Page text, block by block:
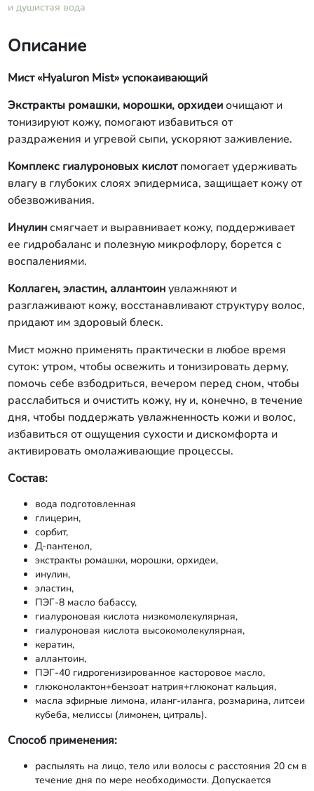
и душистая вода
Описание
Мист «Hyaluron Mist» успокаивающий
Экстракты ромашки, морошки, орхидеи очищают и
тонизируют кожу, помогают избавиться от
раздражения и угревой сыпи, ускоряют заживление.
Комплекс гиалуроновых кислот помогает удерживать
влагу в глубоких слоях эпидермиса, защищает кожу от
обезвоживания.
Инулин смягчает и выравнивает кожу, поддерживает
ее гидробаланс и полезную микрофлору, борется с
воспалениями.
Коллаген, эластин, аллантоин увлажняют и
разглаживают кожу, восстанавливают структуру волос,
придают им здоровый блеск.
Мист можно применять практически в любое время
суток: утром, чтобы освежить и тонизировать дерму,
помочь себе взбодриться, вечером перед сном, чтобы
расслабиться и очистить кожу, ну и, конечно, в течение
дня, чтобы поддержать увлажненность кожи и волос,
избавиться от ощущения сухости и дискомфорта и
активировать омолаживающие процессы.
Состав:
вода подготовленная
глицерин,
сорбит,
Д-пантенол,
экстракты ромашки, морошки, орхидеи,
инулин,
эластин,
ПЭГ-8 масло бабассу,
гиалуроновая кислота низкомолекулярная,
гиалуроновая кислота высокомолекулярная,
кератин,
аллантоин,
ПЭГ-40 гидрогенизированное касторовое масло,
глюконолактон+бензоат натрия+глюконат кальция,
масла эфирные лимона, иланг-иланга, розмарина, литсеи
кубеба, мелиссы (лимонен, цитраль).
Способ применения:
распылять на лицо, тело или волосы с расстояния 20 см в
течение дня по мере необходимости. Допускается